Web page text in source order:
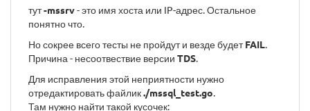
тут-mssrv- это имя хоста или IP-адрес. Остальное
понятно что.
Но сокрее всего тесты не пройдут и везде будетFAIL.
Причина - несоотвествие версии TDS.
Для исправления этой неприятности нужно
отредактировать файлик./mssql_test.go.
Там нужно найти такой кусочек: